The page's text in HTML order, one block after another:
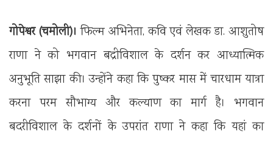
गोपेश्वर (चमोली)। फिल्म अभिनेता, कवि एवं लेखक डा. आशुतोष
राणा ने को भगवान बद्रीविशाल के दर्शन कर आध्यात्मिक
अनुभूति साझा की। उन्होंने कहा कि पुष्कर मास में चारधाम यात्रा
करना परम सौभाग्य और कल्याण का मार्ग है। भगवान
बदरीविशाल के दर्शनों के उपरांत राणा ने कहा कि यहां का